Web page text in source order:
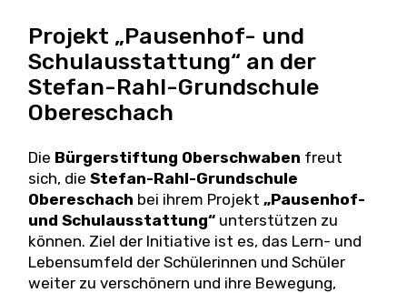
Projekt „Pausenhof- und
Schulausstattung“ an der
Stefan-Rahl-Grundschule
Obereschach
Die Bürgerstiftung Oberschwaben freut
sich, dieStefan-Rahl-Grundschule
Obereschach bei ihrem Projekt „Pausenhof-
und Schulausstattung“ unterstützen zu
können. Ziel der Initiative ist es, das Lern- und
Lebensumfeld der Schülerinnen und Schüler
weiter zu verschönern und ihre Bewegung,